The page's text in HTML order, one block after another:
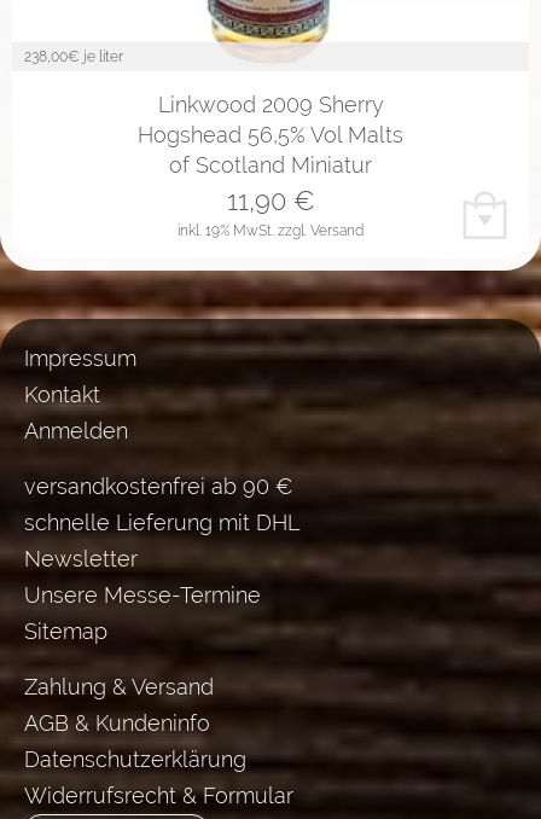
238,00€ je liter
Linkwood 2009 Sherry
Hogshead 56,5% Vol Malts
of Scotland Miniatur
inkl. 19% MwSt. zzgl. Versand
11,90€
Impressum
Kontakt
Anmelden
versandkostenfrei ab 90 €
schnelle Lieferung mit DHL
Newsletter
Unsere Messe-Termine
Sitemap
Zahlung & Versand
AGB & Kundeninfo
Datenschutzerklärung
Widerrufsrecht & Formular